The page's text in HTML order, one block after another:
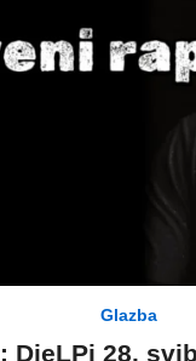
Glazba
DieLPi 28.